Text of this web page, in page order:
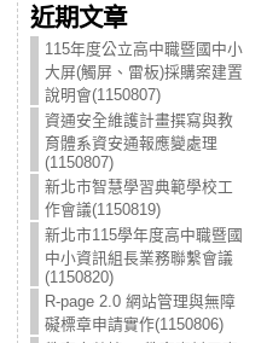
近期文章
115年度公立高中職暨國中小
大屏(觸屏、雷板)採購案建置
說明會(1150807)
資通安全維護計畫撰寫與教
育體系資安通報應變處理
(1150807)
新北市智慧學習典範學校工
作會議(1150819)
新北市115學年度高中職暨國
中小資訊組長業務聯繫會議
(1150820)
R-page 2.0 網站管理與無障
礙標章申請實作(1150806)